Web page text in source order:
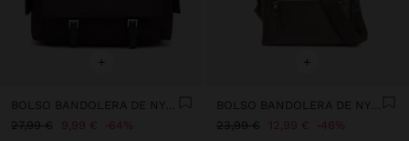
+
27,99 €
9,99 € 64%
+
23,99 €
12,99 € 46%